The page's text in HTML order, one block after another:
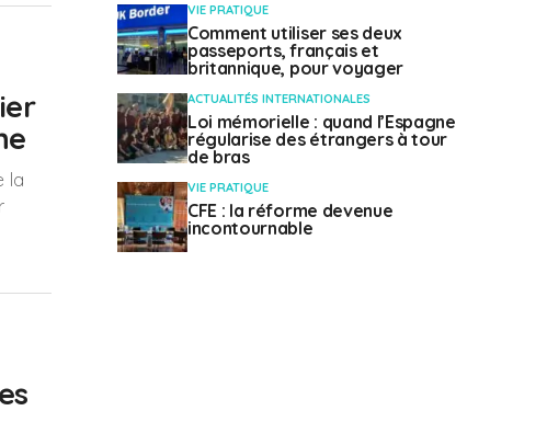
la
VIE PRATIQUE
Comment utiliser ses deux
passeports, français et
britannique, pour voyager
ACTUALITÉS INTERNATIONALES
Loi mémorielle : quand l’Espagne
régularise des étrangers à tour
de bras
VIE PRATIQUE
CFE : la réforme devenue
incontournable